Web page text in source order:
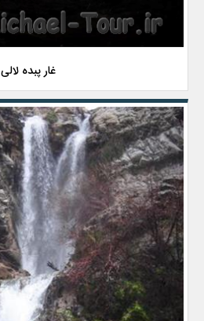
غار پبده لالی